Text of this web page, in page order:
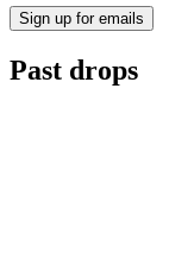
Sign up for emails
Past drops